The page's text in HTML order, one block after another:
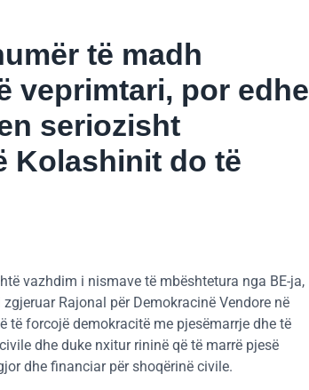
të madh
veprimtari, por edhe
seriozisht
Kolashinit do të
vazhdim i nismave të mbështetura nga BE-ja,
Rajonal për Demokracinë Vendore në
të forcojë demokracitë me pjesëmarrje dhe të
dhe duke nxitur rininë që të marrë pjesë
dhe financiar për shoqërinë civile.